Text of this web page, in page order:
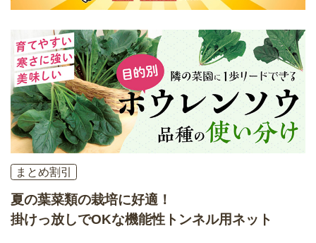
まとめ割引
夏の葉菜類の栽培に好適！
掛けっ放しでOKな機能性トンネル用ネット